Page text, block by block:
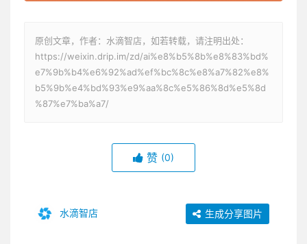
原创文章，作者：水滴智店，如若转载，请注明出处：
https://weixin.drip.im/zd/ai%e8%b5%8b%e8%83%bd%
e7%9b%b4%e6%92%ad%ef%bc%8c%e8%a7%82%e8%
b5%9b%e4%bd%93%e9%aa%8c%e5%86%8d%e5%8d
%87%e7%ba%a7/
赞 (0)
水滴智店 生成分享图片